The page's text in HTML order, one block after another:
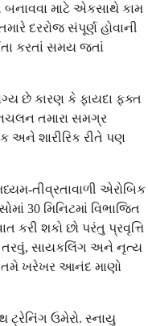
માટે એકસાથે કામ
દરરોજ સંપૂર્ણ હોવાની
કરતાં સમય જતાં
છે કારણ કે ફાયદા ફક્ત
તમારા સમગ્ર
અને શારીરિક રીતે પણ
તીવ્રતાવાળી એરોબિક
30 મિનિટમાં વિભાજિત
કરી શકો છો પરંતુ પ્રવૃત્તિ
તરવું, સાયકલિંગ અને નૃત્ય
ખરેખર આનંદ માણો
ટ્રેનિંગ ઉમેરો. સ્નાયુ